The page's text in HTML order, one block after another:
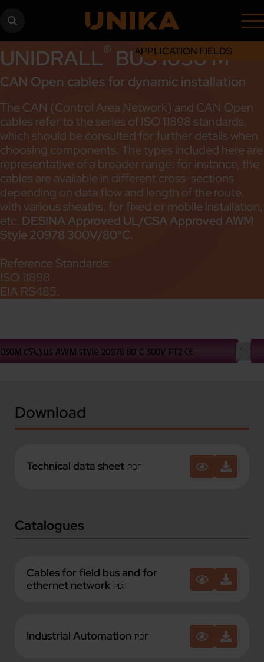
APPLICATION FIELDS
UNIDRALL® BUS 1030 M
CAN Open cables for dynamic installation
The CAN (Control Area Network) and CAN Open
cables refer to the series of ISO 11898 standards,
which should be consulted for further details when
choosing components. The types included here are
representative of a broader range: for instance, the
cables are available in different cross-sections
depending on data flow and length of the route,
with various sheaths, for fixed or mobile installation,
etc. DESINA Approved UL/CSA Approved AWM
Style 20978 300V/80°C.
Reference Standards:
ISO 11898
EIA RS485.
Download
Technical data sheet PDF
Catalogues
Cables for field bus and for
ethernet network PDF
Industrial Automation PDF